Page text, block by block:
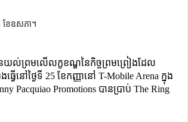
ខែ​ឧសភា។
នយល់ព្រមលើលក្ខខណ្ឌនៃកិច្ចព្រមព្រៀងដែល
ើនៅថ្ងៃទី 25 ខែកញ្ញានៅ T-Mobile Arena ក្នុង
Pacquiao Promotions បានប្រាប់ The Ring